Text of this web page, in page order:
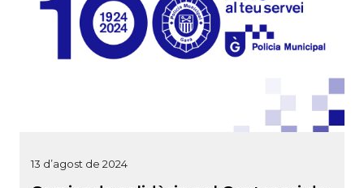
13 d’agost de 2024